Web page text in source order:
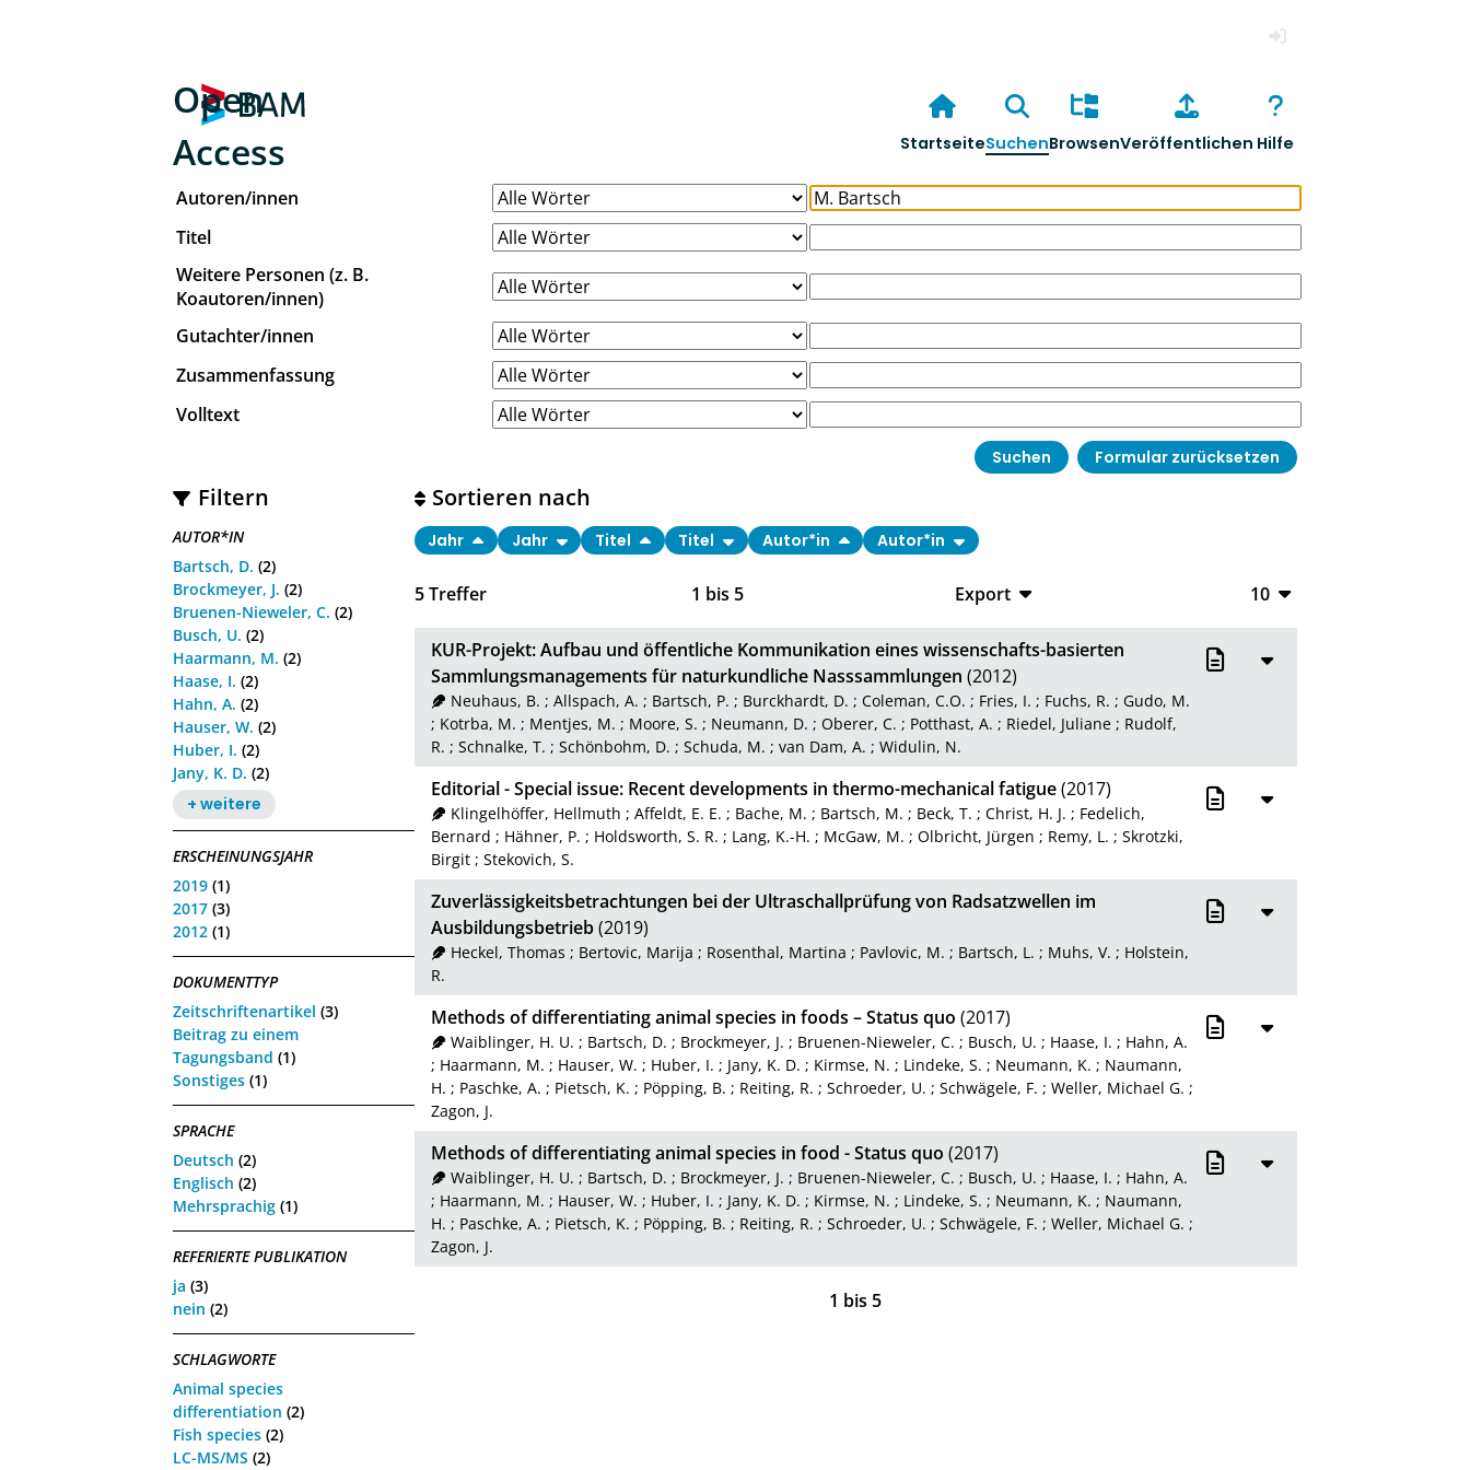
Open
Access
StartseiteSuchenBrowsenVeröffentlichen Hilfe
Autoren/innen
Titel
Weitere Personen (z. B.
Koautoren/innen)
Gutachter/innen
Zusammenfassung
Volltext
Filtern
AUTOR*IN
Bartsch, D. (2)
Brockmeyer, J. (2)
Bruenen-Nieweler, C. (2)
Busch, U. (2)
Haarmann, M. (2)
Haase, I. (2)
Hahn, A. (2)
Hauser, W. (2)
Huber, I. (2)
Jany, K. D. (2)
+ weitere
ERSCHEINUNGSJAHR
2019 (1)
2017 (3)
2012 (1)
DOKUMENTTYP
Zeitschriftenartikel (3)
Beitrag zu einem
Tagungsband (1)
Sonstiges (1)
SPRACHE
Deutsch (2)
Englisch (2)
Mehrsprachig (1)
REFERIERTE PUBLIKATION
ja (3)
nein (2)
SCHLAGWORTE
Animal species
differentiation (2)
Fish species (2)
LC-MS/MS (2)
5Treffer 1 bis 5
Export
CSV
RIS
XML
10
10
20
Sortieren nach
Jahr Jahr Titel Titel Autor*in Autor*in
KUR-Projekt: Aufbau und öffentliche Kommunikation eines wissenschafts-basierten
Sammlungsmanagements für naturkundliche Nasssammlungen (2012)
Neuhaus, B. ;Allspach, A. ; Bartsch, P. ; Burckhardt, D. ;Coleman, C.O. ; Fries, I. ; Fuchs, R. ; Gudo, M.
; Kotrba, M. ; Mentjes, M. ; Moore, S. ; Neumann, D. ; Oberer, C. ; Potthast, A. ; Riedel, Juliane; Rudolf,
R. ; Schnalke, T. ; Schönbohm, D. ; Schuda, M. ; van Dam, A. ; Widulin, N.
Editorial - Special issue: Recent developments in thermo-mechanical fatigue(2017)
Klingelhöffer, Hellmuth ;Affeldt, E. E. ; Bache, M. ; Bartsch, M. ; Beck, T. ;Christ, H. J. ; Fedelich,
Bernard ; Hähner, P. ; Holdsworth, S. R. ; Lang, K.-H. ; McGaw, M. ; Olbricht, Jürgen ; Remy, L. ; Skrotzki,
Birgit; Stekovich, S.
Zuverlässigkeitsbetrachtungen bei der Ultraschallprüfung von Radsatzwellen im
Ausbildungsbetrieb(2019)
Heckel, Thomas ; Bertovic, Marija ; Rosenthal, Martina ; Pavlovic, M. ; Bartsch, L. ; Muhs, V. ; Holstein,
R.
Methods of differentiating animal species in foods – Status quo (2017)
Waiblinger, H. U. ; Bartsch, D. ; Brockmeyer, J. ; Bruenen-Nieweler, C. ; Busch, U. ; Haase, I. ; Hahn, A.
; Haarmann, M. ; Hauser, W. ; Huber, I. ; Jany, K. D. ; Kirmse, N. ; Lindeke, S. ; Neumann, K. ; Naumann,
H. ; Paschke, A. ; Pietsch, K. ; Pöpping, B. ; Reiting, R. ; Schroeder, U. ; Schwägele, F. ; Weller, Michael G. ;
Zagon, J.
Methods of differentiating animal species in food - Status quo (2017)
Waiblinger, H. U. ; Bartsch, D. ; Brockmeyer, J. ; Bruenen-Nieweler, C. ; Busch, U. ; Haase, I. ; Hahn, A.
; Haarmann, M. ; Hauser, W. ; Huber, I. ; Jany, K. D. ; Kirmse, N. ; Lindeke, S. ; Neumann, K. ; Naumann,
H. ; Paschke, A. ; Pietsch, K. ; Pöpping, B. ; Reiting, R. ; Schroeder, U. ; Schwägele, F. ; Weller, Michael G. ;
Zagon, J.
1 bis5